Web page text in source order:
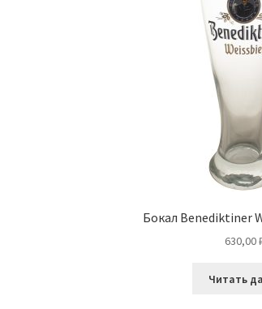
Бокал Benediktiner
630,00
Читать